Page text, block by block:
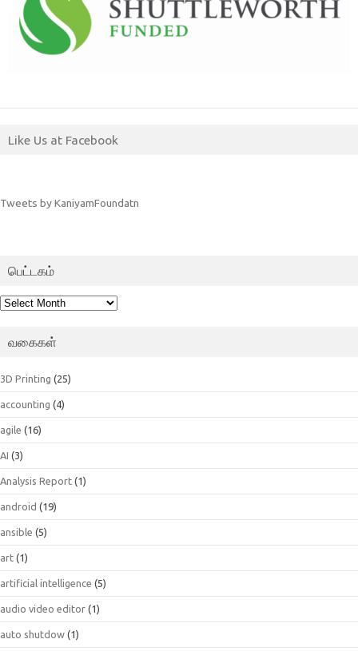
Like Us at Facebook
Tweets by KaniyamFoundatn
பெட்டகம்
பெட்டகம்
வகைகள்
3D Printing (25)
accounting (4)
agile (16)
AI (3)
Analysis Report (1)
android (19)
ansible (5)
art (1)
artificial intelligence (5)
audio video editor (1)
auto shutdow (1)